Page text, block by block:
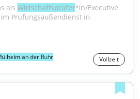
als Wirtschaftsprüfer*in/Executive
Prüfungsaußendienst in
an der Ruhr Vollzeit